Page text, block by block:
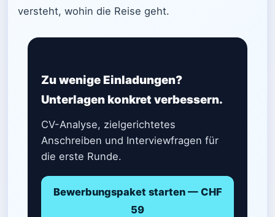
versteht, wohin die Reise geht.
Zu wenige Einladungen?
Unterlagen konkret verbessern.
CV-Analyse, zielgerichtetes
Anschreiben und Interviewfragen für
die erste Runde.
Bewerbungspaket starten — CHF
59